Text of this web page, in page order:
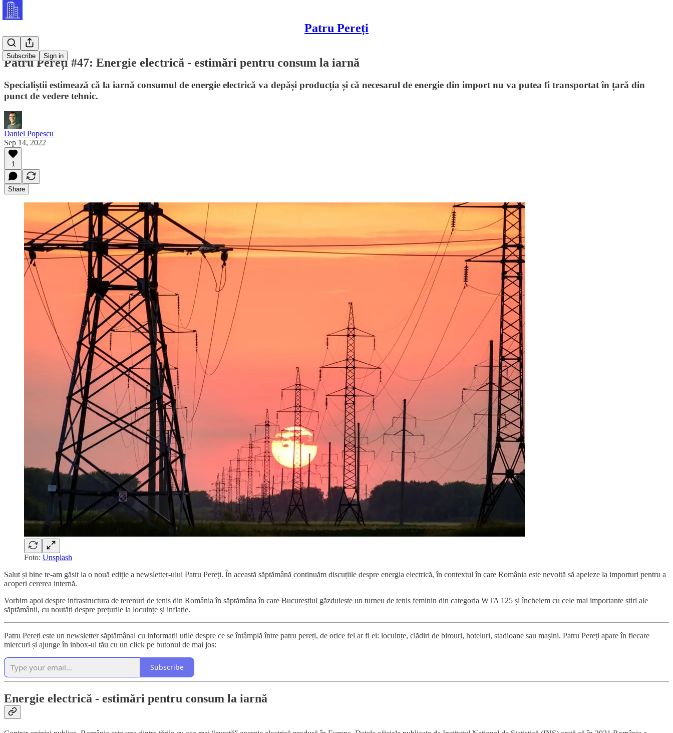
Patru Pereți
Subscribe Sign in
Patru Pereți #47: Energie electrică - estimări pentru consum la iarnă
Specialiștii estimează că la iarnă consumul de energie electrică va depăși producția și că necesarul de energie din import nu va putea fi transportat în țară din
punct de vedere tehnic.
Daniel Popescu
Sep 14, 2022
1
Share
Foto: Unsplash
Salut și bine te-am găsit la o nouă ediție a newsletter-ului Patru Pereți. În această săptămână continuăm discuțiile despre energia electrică, în contextul în care România este nevoită să apeleze la importuri pentru a
acoperi cererea internă.
Vorbim apoi despre infrastructura de terenuri de tenis din România în săptămâna în care Bucureștiul găzduiește un turneu de tenis feminin din categoria WTA 125 și încheiem cu cele mai importante știri ale
săptămânii, cu noutăți despre prețurile la locuințe și inflație.
Patru Pereți este un newsletter săptămânal cu informații utile despre ce se întâmplă între patru pereți, de orice fel ar fi ei: locuințe, clădiri de birouri, hoteluri, stadioane sau mașini. Patru Pereți apare în fiecare
miercuri și ajunge în inbox-ul tău cu un click pe butonul de mai jos:
Subscribe
Energie electrică - estimări pentru consum la iarnă